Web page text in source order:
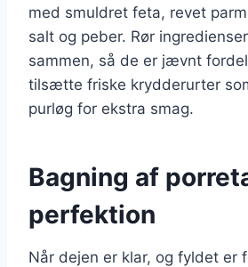
med smuldret feta, revet
salt og peber. Rør
sammen, så de er jævnt
tilsætte friske krydderurter
purløg for ekstra smag.
Bagning af
perfektion
Når dejen er klar, og fyldet er